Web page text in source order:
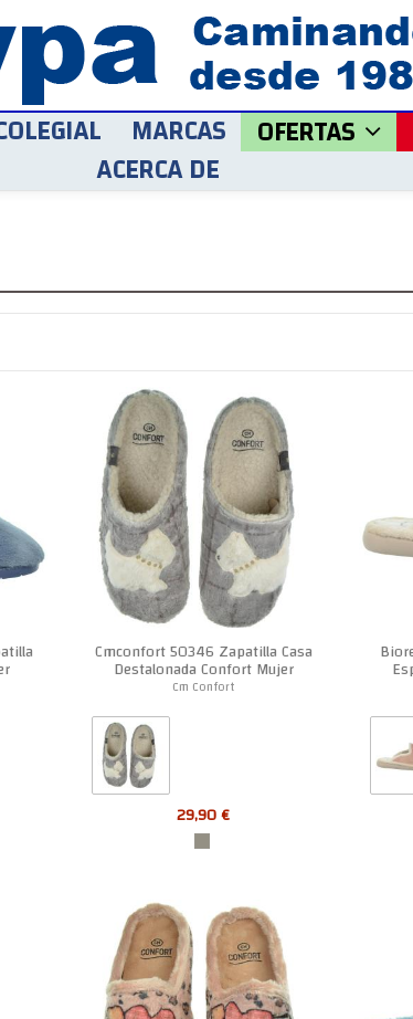
MARCAS OFERTAS
ACERCA DE
Cmconfort 50346 Zapatilla Casa
Destalonada Confort Mujer
Cm Confort
29,90 €